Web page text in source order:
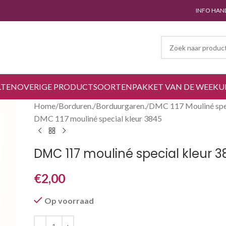
INFO
OVERIGE PRODUCTSOORTENPAKKET VAN DE WEEK
Home Borduren. Borduurgaren. DMC 117 Mouliné
DMC 117 mouliné special kleur 3845
DMC 117 mouliné special kleur
€2,00
Op voorraad